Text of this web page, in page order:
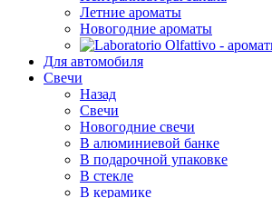
Летние ароматы
Новогодние ароматы
Для автомобиля
Свечи
Назад
Свечи
Новогодние свечи
В алюминиевой банке
В подарочной упаковке
В стекле
В керамике